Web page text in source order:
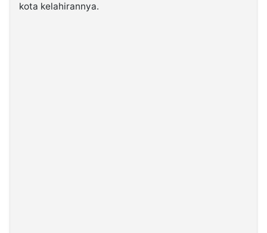
kota kelahirannya.